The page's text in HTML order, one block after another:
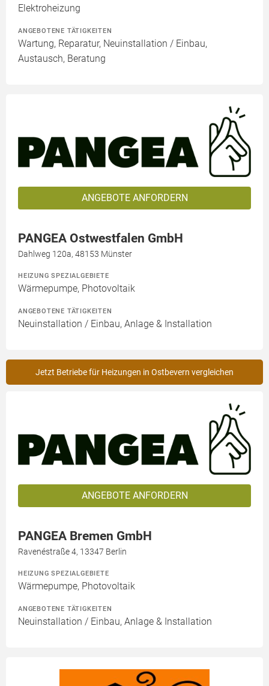
Elektroheizung
ANGEBOTENE TÄTIGKEITEN
Wartung, Reparatur, Neuinstallation / Einbau,
Austausch, Beratung
ANGEBOTE ANFORDERN
PANGEA Ostwestfalen GmbH
Dahlweg 120a, 48153 Münster
HEIZUNG SPEZIALGEBIETE
Wärmepumpe, Photovoltaik
ANGEBOTENE TÄTIGKEITEN
Neuinstallation / Einbau, Anlage & Installation
Jetzt Betriebe für Heizungen in Ostbevern vergleichen
ANGEBOTE ANFORDERN
PANGEA Bremen GmbH
Ravenéstraße 4, 13347 Berlin
HEIZUNG SPEZIALGEBIETE
Wärmepumpe, Photovoltaik
ANGEBOTENE TÄTIGKEITEN
Neuinstallation / Einbau, Anlage & Installation